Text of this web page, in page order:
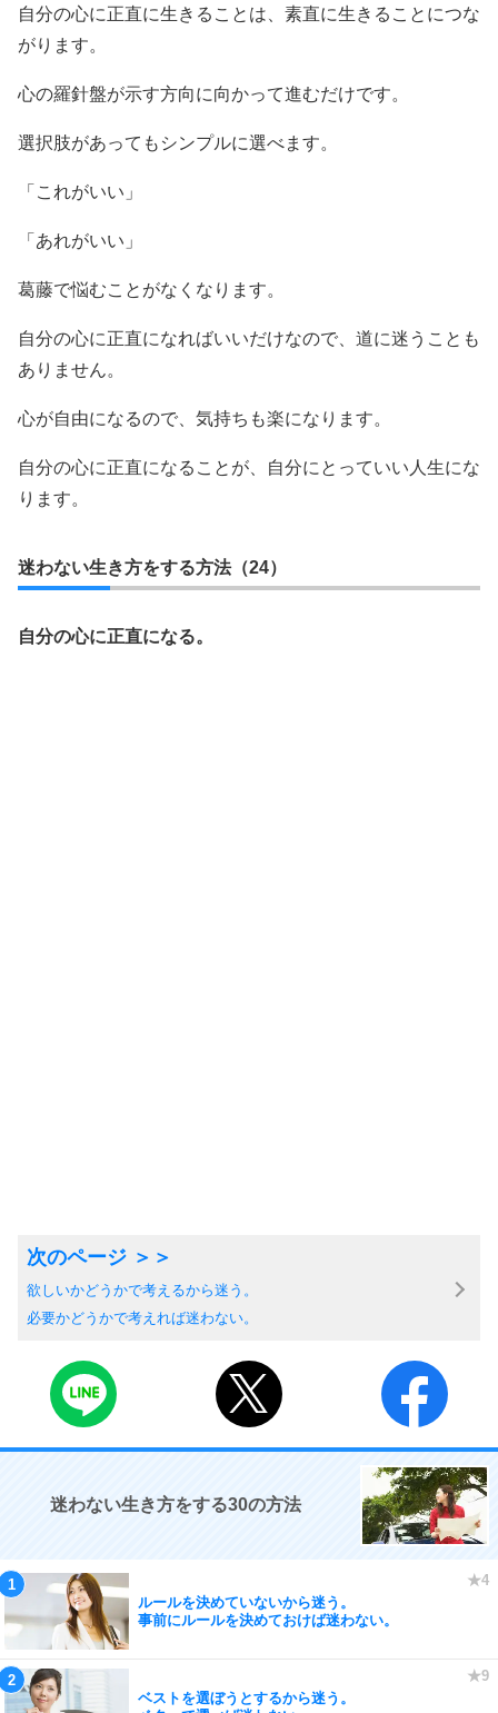
自分の心に正直に生きることは、素直に生きることにつな
がります。
心の羅針盤が示す方向に向かって進むだけです。
選択肢があってもシンプルに選べます。
「これがいい」
「あれがいい」
葛藤で悩むことがなくなります。
自分の心に正直になればいいだけなので、道に迷うことも
ありません。
心が自由になるので、気持ちも楽になります。
自分の心に正直になることが、自分にとっていい人生にな
ります。
迷わない生き方をする方法（24）
自分の心に正直になる。
欲しいかどうかで考えるから迷う。
必要かどうかで考えれば迷わない。
迷わない生き方をする30の方法
ルールを決めていないから迷う。
事前にルールを決めておけば迷わない。
ベストを選ぼうとするから迷う。